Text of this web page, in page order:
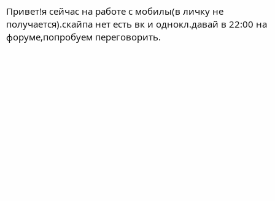
а
Привет!я сейчас на работе с мобилы(в личку не
получается).скайпа нет есть вк и однокл.давай в 22:00 на
форуме,попробуем переговорить.